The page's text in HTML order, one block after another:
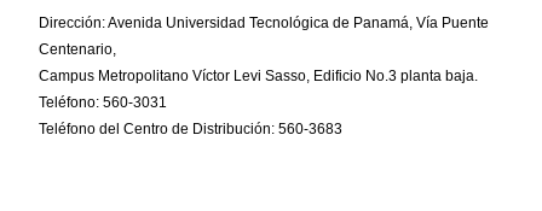
Dirección: Avenida Universidad Tecnológica de Panamá, Vía Puente
Centenario,
Campus Metropolitano Víctor Levi Sasso, Edificio No.3 planta baja.
Teléfono: 560-3031
Teléfono del Centro de Distribución: 560-3683